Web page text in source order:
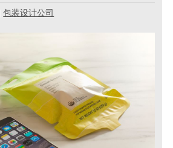
|包装设计公司